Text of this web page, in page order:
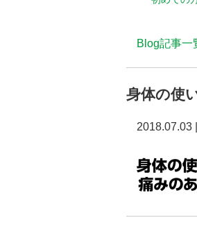
Blog記事一
身体の使
2018.07.03